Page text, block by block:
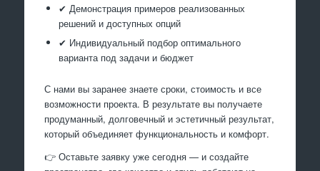
✔ Демонстрация примеров реализованных
решений и доступных опций
✔ Индивидуальный подбор оптимального
варианта под задачи и бюджет
С нами вы заранее знаете сроки, стоимость и все
возможности проекта. В результате вы получаете
продуманный, долговечный и эстетичный результат,
который объединяет функциональность и комфорт.
👉 Оставьте заявку уже сегодня — и создайте